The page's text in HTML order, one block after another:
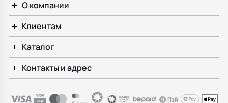
О компании
Клиентам
Каталог
Контакты и адрес